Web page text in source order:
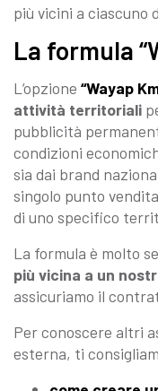
più vicini a ciascuno
La formula
L’opzione “Wayap
attività territoriali
pubblicità
condizioni
sia dai brand
singolo punto
di uno specifico
La formula è molto
più vicina a un
assicuriamo il
Per conoscere altri
esterna, ti